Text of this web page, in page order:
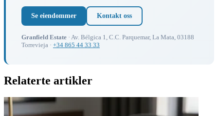
Se eiendommer Kontakt oss
Granfield Estate · Av. Bélgica 1, C.C. Parquemar, La Mata, 03188
Torrevieja · +34 865 44 33 33
Relaterte artikler